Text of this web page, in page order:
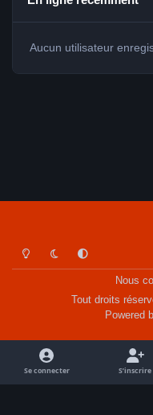
Aucun utilisateur
Light ModeDark ModeSystem Preference
Nous
Tout droits
Powered
Se connecter S’inscrire